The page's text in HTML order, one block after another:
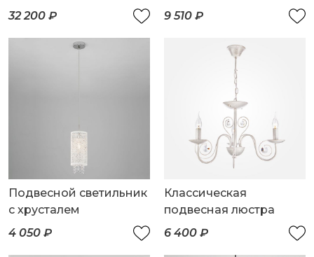
хрустальными
32 200 ₽
9 510 ₽
Подвесной светильник
с хрусталем
4 050 ₽
Классическая
подвесная люстра
6 400 ₽